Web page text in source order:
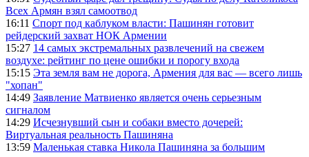
Всех Армян взял самоотвод
16:11 Спорт под каблуком власти: Пашинян готовит
рейдерский захват НОК Армении
15:27 14 самых экстремальных развлечений на свежем
воздухе: рейтинг по цене ошибки и порогу входа
15:15 Эта земля вам не дорога, Армения для вас — всего лишь
"хопан"
14:49 Заявление Матвиенко является очень серьезным
сигналом
14:29 Исчезнувший сын и собаки вместо дочерей:
Виртуальная реальность Пашиняна
13:59 Маленькая ставка Никола Пашиняна за большим